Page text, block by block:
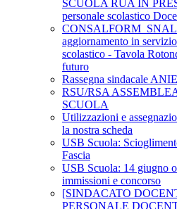
SCUOLA RUA IN
personale scolastico
aggiornamento in
scolastico - Tavola
futuro
Rassegna sindacale
RSU/RSA
SCUOLA
Utilizzazioni e
la nostra scheda
USB Scuola:
Fascia
USB Scuola: 14 giugno
immissioni e concorso
[SINDACATO
PERSONALE